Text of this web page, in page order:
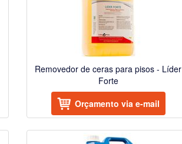
Removedor de ceras para pisos - Líder
Forte
Orçamento via e-mail